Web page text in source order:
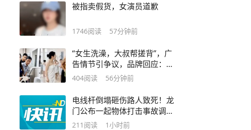
被指卖假货，女演员道歉
1746阅读 57分钟前
“女生洗澡，大叔帮搓背”，广
告情节引争议，品牌回应：由
经销商制作发布
404阅读 56分钟前
电线杆倒塌砸伤路人致死！龙
门公布一起物体打击事故调查
报告
211 阅读 1小时前